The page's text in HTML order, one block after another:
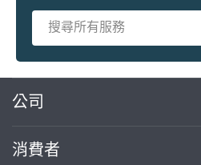
公司
消費者
繼續完成